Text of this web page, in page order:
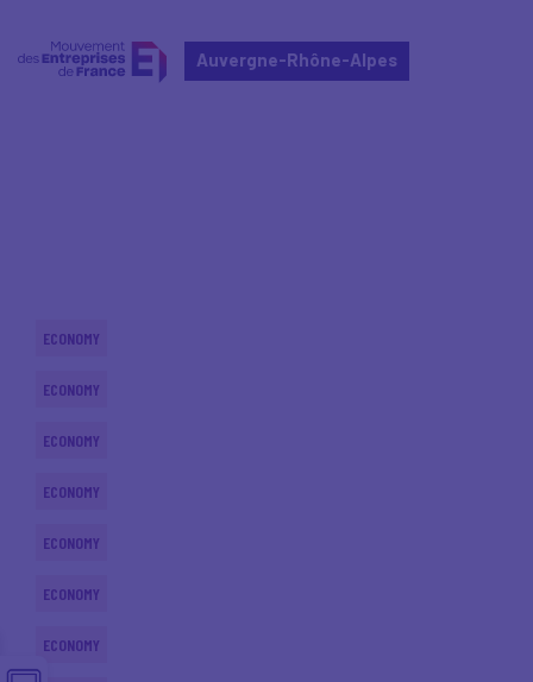
Auvergne-Rhône-Alpes
ECONOMY
ECONOMY
ECONOMY
ECONOMY
ECONOMY
ECONOMY
ECONOMY